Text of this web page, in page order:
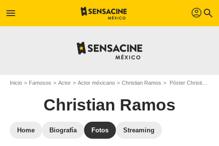
menu profil search
Inicio Famosos Actor Actor méxicano Christian Ramos Póster Christian Ramos
Christian Ramos
Home Biografía Fotos Streaming